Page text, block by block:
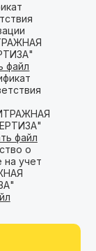
файл
файл
о
на учет